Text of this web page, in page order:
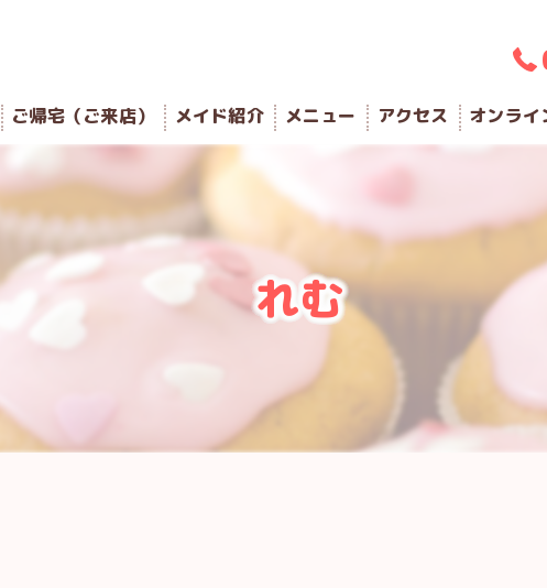
ご帰宅（ご来店） メイド紹介 メニュー アクセス オンライ
れむ